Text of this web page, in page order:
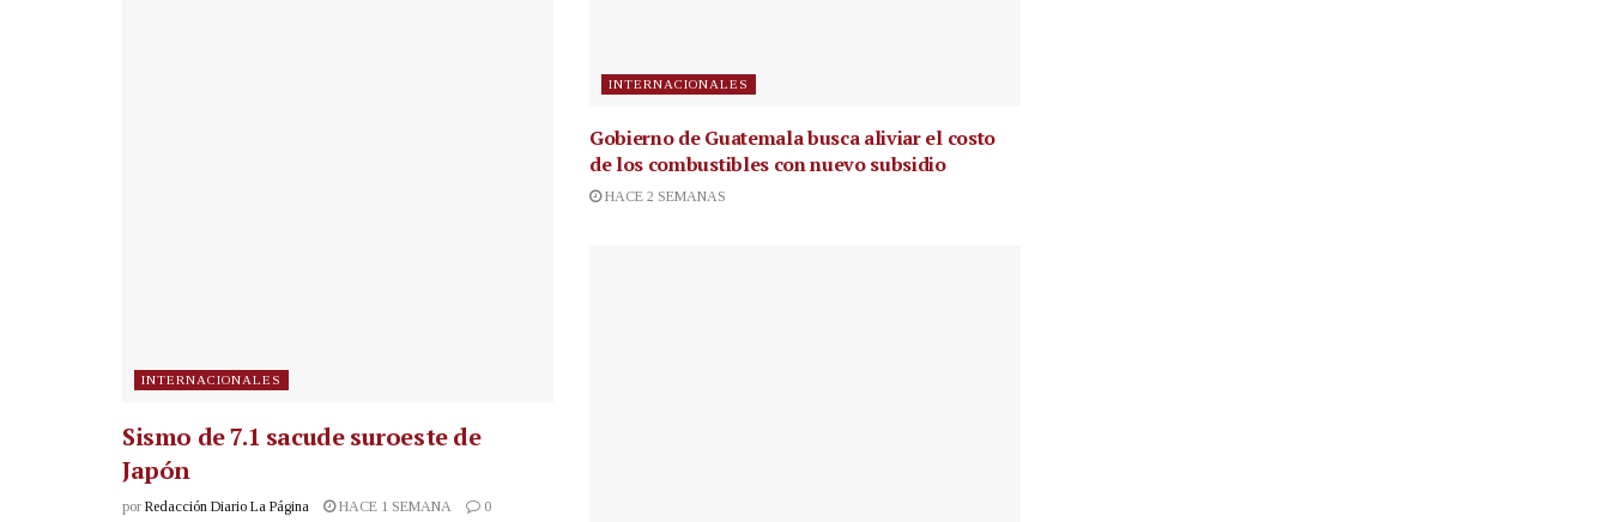
INTERNACIONALES
Sismo de 7.1 sacude suroeste de
Japón
por Redacción Diario La Página HACE 1 SEMANA 0
INTERNACIONALES
Gobierno de Guatemala busca aliviar el costo
de los combustibles con nuevo subsidio
HACE 2 SEMANAS